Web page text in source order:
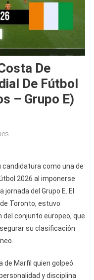
De
De Fútbol
– Grupo E)
candidatura como una de
2026 al imponerse
del Grupo E. El
Toronto, estuvo
conjunto europeo, que
su clasificación
de Marfil quien golpeó
y disciplina